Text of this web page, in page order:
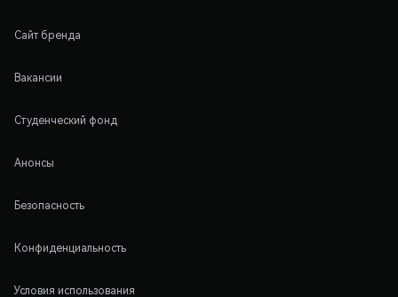
Сайт бренда
Вакансии
Студенческий фонд
Анонсы
Безопасность
Конфиденциальность
Условия использования